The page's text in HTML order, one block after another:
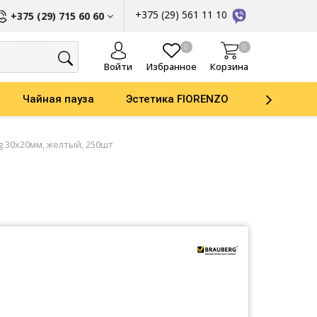
+375 (29) 715 60 60 +375 (29) 561 11 10
Войти
0
Избранное
0
Корзина
Чайная пауза Эстетика FIORENZO Parker
30х20мм, желтый, 250шт